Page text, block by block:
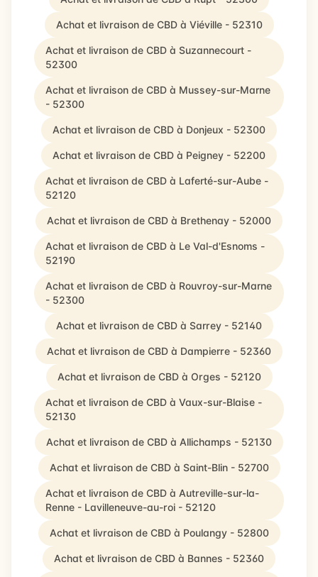
Achat et livraison de CBD à Viéville - 52310
Achat et livraison de CBD à Suzannecourt -
52300
Achat et livraison de CBD à Mussey-sur-Marne
- 52300
Achat et livraison de CBD à Donjeux - 52300
Achat et livraison de CBD à Peigney - 52200
Achat et livraison de CBD à Laferté-sur-Aube -
52120
Achat et livraison de CBD à Brethenay - 52000
Achat et livraison de CBD à Le Val-d'Esnoms -
52190
Achat et livraison de CBD à Rouvroy-sur-Marne
- 52300
Achat et livraison de CBD à Sarrey - 52140
Achat et livraison de CBD à Dampierre - 52360
Achat et livraison de CBD à Orges - 52120
Achat et livraison de CBD à Vaux-sur-Blaise -
52130
Achat et livraison de CBD à Allichamps - 52130
Achat et livraison de CBD à Saint-Blin - 52700
Achat et livraison de CBD à Autreville-sur-la-
Renne - Lavilleneuve-au-roi - 52120
Achat et livraison de CBD à Poulangy - 52800
Achat et livraison de CBD à Bannes - 52360